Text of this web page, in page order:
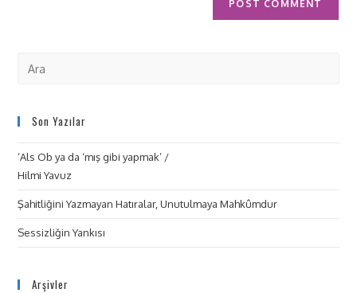
Son Yazılar
‘Als Ob ya da ‘mış gibi yapmak’ /
Hilmi Yavuz
Şahitliğini Yazmayan Hatıralar, Unutulmaya Mahkûmdur
Sessizliğin Yankısı
Arşivler